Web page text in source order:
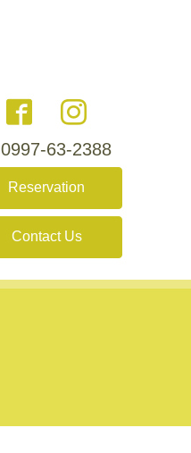
0997-63-2388
Reservation
Contact Us